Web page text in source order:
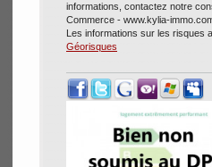
informations, contactez notre
Commerce - www.kylia-
Les informations sur les risques
Géorisques